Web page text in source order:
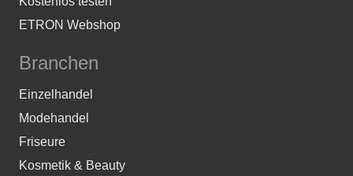
ETRON Webshop
Branchen
Einzelhandel
Modehandel
Friseure
Kosmetik & Beauty